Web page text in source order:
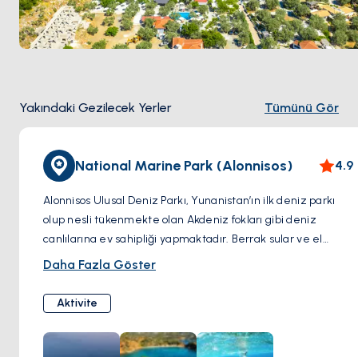
Yakındaki Gezilecek Yerler Tümünü Gör
National Marine Park (Alonnisos) 4.9
Alonnisos Ulusal Deniz Parkı, Yunanistan’ın ilk deniz parkı
olup nesli tükenmekte olan Akdeniz fokları gibi deniz
canlılarına ev sahipliği yapmaktadır. Berrak sular ve el
değmemiş adalarla kaplı geniş bir alana yayılan park, doğa
turları, şnorkelle dalış veya dalış yoluyla zengin deniz
ekosistemlerini keşfedebilir. Koruma çalışmalarına verdiği
önemle bu park, doğayla derin bir bağ kurmak isteyenler
için mutlaka görülmesi gereken bir destinasyondur.
Daha Fazla Göster
Aktivite